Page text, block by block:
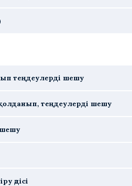
теңдеулерді шешу
қолданып, теңдеулерді шешу
шешу
әдісі